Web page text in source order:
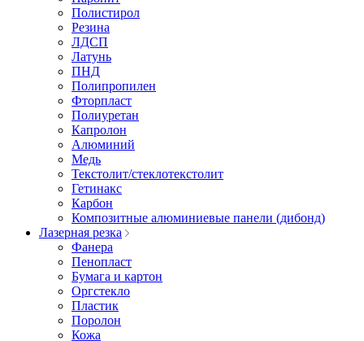
Полистирол
Резина
ЛДСП
Латунь
ПНД
Полипропилен
Фторпласт
Полиуретан
Капролон
Алюминий
Медь
Текстолит/стеклотекстолит
Гетинакс
Карбон
Композитные алюминиевые панели (дибонд)
Лазерная резка
Фанера
Пенопласт
Бумага и картон
Оргстекло
Пластик
Поролон
Кожа